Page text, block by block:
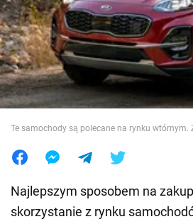
Wojna na Ukrainie
Świat
Jedzenie
Te samochody są polecane na rynku wtórnym.
Najlepszym sposobem na
skorzystanie z rynku